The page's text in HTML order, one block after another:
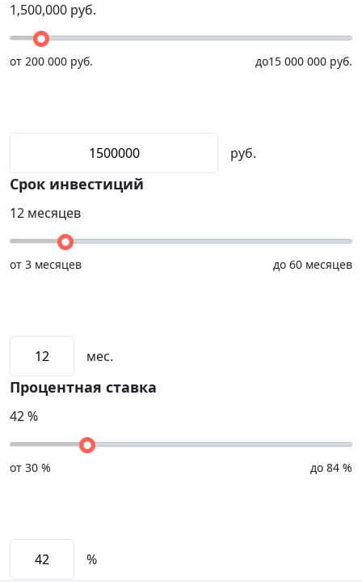
1,500,000 руб.
от 200 000 руб. до15 000 000 руб.
руб.
Срок инвестиций
12 месяцев
от 3 месяцев до 60 месяцев
мес.
Процентная ставка
42%
от 30 % до 84 %
%